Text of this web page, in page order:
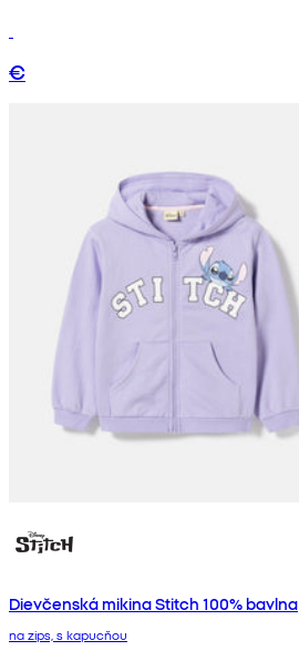
€
Dievčenská mikina Stitch 100% bavlna
na zips, s kapucňou